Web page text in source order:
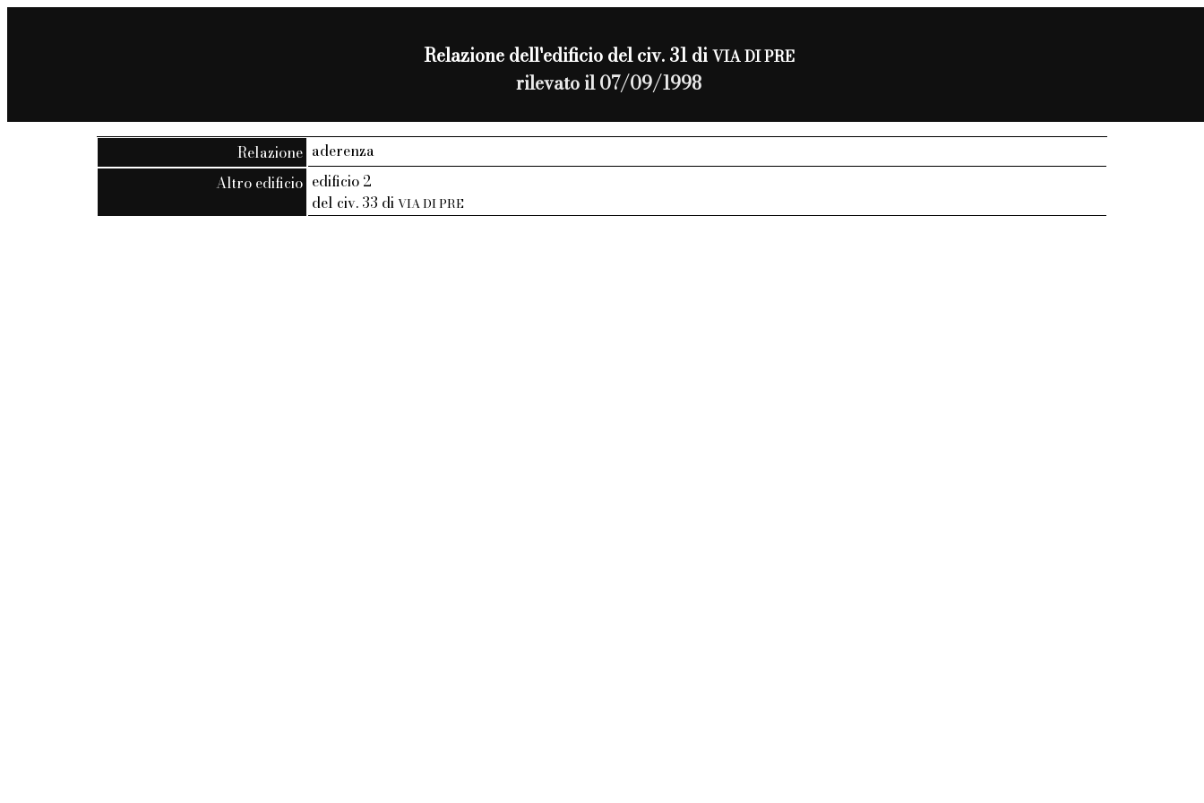
Relazione dell'edificio del civ. 31 diVIA DI PRE
rilevato il 07/09/1998
Relazione aderenza
Altro edificio edificio 2
del civ. 33 diVIA DI PRE